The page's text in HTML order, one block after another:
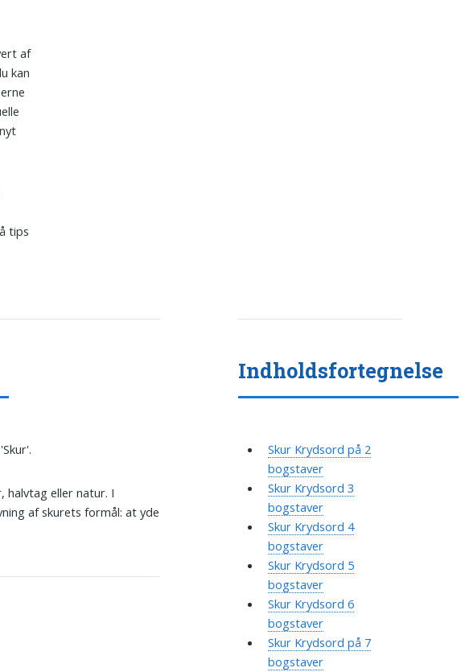
af
kan
tips
halvtag eller natur. I
af skurets formål: at yde
Indholdsfortegnelse
Skur Krydsord på 2
bogstaver
Skur Krydsord 3
bogstaver
Skur Krydsord 4
bogstaver
Skur Krydsord 5
bogstaver
Skur Krydsord 6
bogstaver
Skur Krydsord på 7
bogstaver